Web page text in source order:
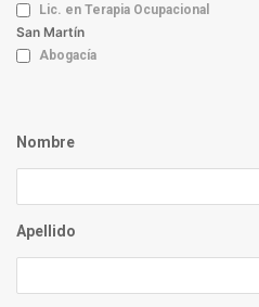
Lic. en Terapia Ocupacional
San Martín
Abogacía
Nombre
Apellido